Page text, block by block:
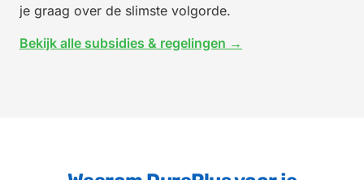
je graag over de slimste volgorde.
Bekijk alle subsidies & regelingen →